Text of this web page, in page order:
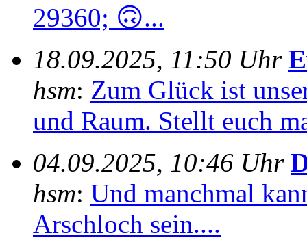
29360; 🙃...
18.09.2025, 11:50 Uhr
hsm: Zum Glück ist
und Raum. Stellt euch
04.09.2025, 10:46 Uhr
hsm: Und manchmal
Arschloch sein....